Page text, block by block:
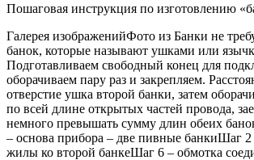
Пошаговая инструкция по изготовлению
Галерея изображенийФото из Банки не
банок, которые называют ушками или
Подготавливаем свободный конец для
оборачиваем пару раз и закрепляем.
отверстие ушка второй банки, затем
по всей длине открытых частей провода,
немного превышать сумму длин обеих
– основа прибора – две пивные банкиШаг
жилы ко второй банкеШаг 6 – обмотка